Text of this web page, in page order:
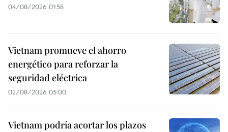
04/08/2026 01:58
Vietnam promueve el ahorro
energético para reforzar la
seguridad eléctrica
02/08/2026 05:00
Vietnam podría acortar los plazos